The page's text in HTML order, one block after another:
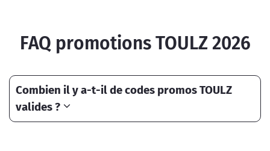
FAQ promotions TOULZ 2026
Combien il y a-t-il de codes promos TOULZ
valides ?